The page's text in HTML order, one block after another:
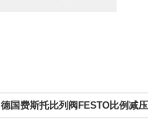
德国费斯托比列阀FESTO比例减